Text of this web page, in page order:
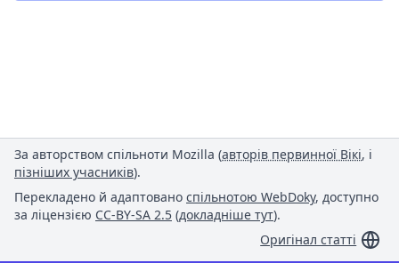
За авторством спільноти Mozilla (авторів первинної Вікі, і
пізніших учасників).
Перекладено й адаптовано спільнотою WebDoky, доступно
за ліцензією CC-BY-SA 2.5 (докладніше тут).
Оригінал статті